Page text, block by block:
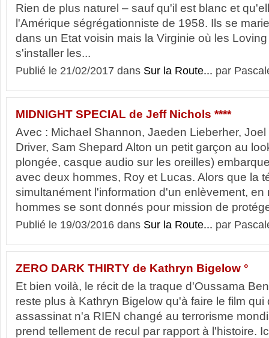
Rien de plus naturel – sauf qu'il est blanc et
l'Amérique ségrégationniste de 1958. Ils se
dans un Etat voisin mais la Virginie où les
s'installer les...
Publié le 21/02/2017 dans Sur la Route... par
MIDNIGHT SPECIAL de Jeff Nichols ****
Avec : Michael Shannon, Jaeden Lieberher,
Driver, Sam Shepard Alton un petit garçon au
plongée, casque audio sur les oreilles)
avec deux hommes, Roy et Lucas. Alors que la
simultanément l'information d'un enlèvement, en
hommes se sont donnés pour mission de
Publié le 19/03/2016 dans Sur la Route... par
ZERO DARK THIRTY de Kathryn Bigelow °
Et bien voilà, le récit de la traque d'Oussama
reste plus à Kathryn Bigelow qu'à faire le film
assassinat n'a RIEN changé au terrorisme
prend tellement de recul par rapport à l'histoire.